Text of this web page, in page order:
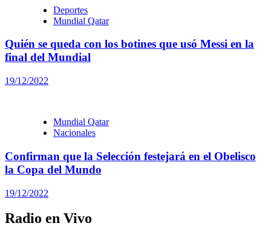
Deportes
Mundial Qatar
Quién se queda con los botines que usó Messi en la
final del Mundial
19/12/2022
Mundial Qatar
Nacionales
Confirman que la Selección festejará en el Obelisco
la Copa del Mundo
19/12/2022
Radio en Vivo